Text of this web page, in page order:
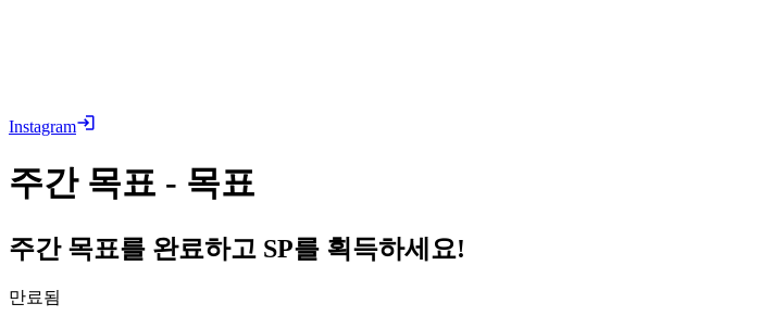
Instagram
주간 목표 - 목표
주간 목표를 완료하고 SP를 획득하세요!
만료됨